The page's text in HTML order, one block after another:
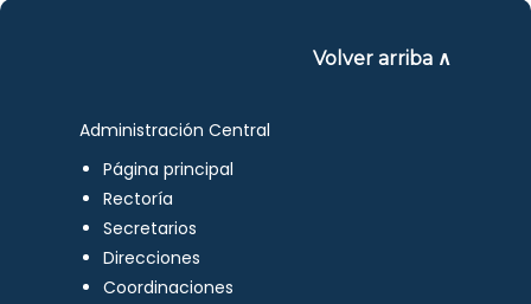
Volver arriba ∧
Administración Central
Página principal
Rectoría
Secretarios
Direcciones
Coordinaciones